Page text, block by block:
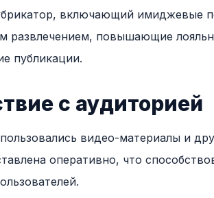
включающий имиджевые
развлечением, повышающие
публикации.
с аудиторией
видео-материалы и
оперативно, что